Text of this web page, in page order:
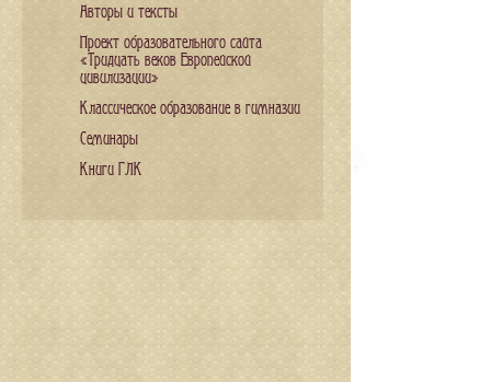
Авторы и тексты
Проект образовательного сайта
«Тридцать веков Европейской
цивилизации»
Классическое образование в гимназии
Семинары
Книги ГЛК